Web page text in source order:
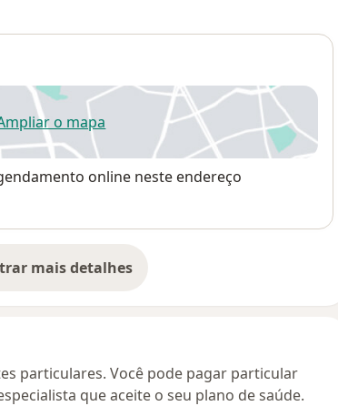
o mapa
abre num novo separador
online neste endereço
mais detalhes
sobre o endereço
particulares. Você pode pagar particular
que aceite o seu plano de saúde.